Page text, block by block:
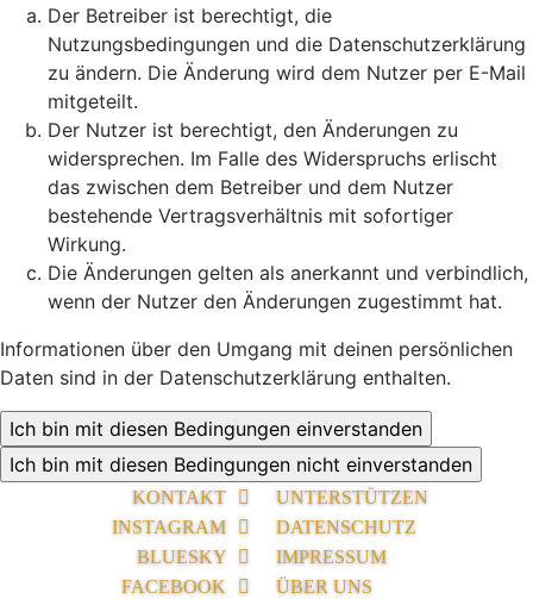
Der Betreiber ist berechtigt, die
Nutzungsbedingungen und die Datenschutzerklärung
zu ändern. Die Änderung wird dem Nutzer per E-Mail
mitgeteilt.
Der Nutzer ist berechtigt, den Änderungen zu
widersprechen. Im Falle des Widerspruchs erlischt
das zwischen dem Betreiber und dem Nutzer
bestehende Vertragsverhältnis mit sofortiger
Wirkung.
Die Änderungen gelten als anerkannt und verbindlich,
wenn der Nutzer den Änderungen zugestimmt hat.
Informationen über den Umgang mit deinen persönlichen
Daten sind in der Datenschutzerklärung enthalten.
KONTAKT
INSTAGRAM
BLUESKY
FACEBOOK
UNTERSTÜTZEN
DATENSCHUTZ
IMPRESSUM
ÜBER UNS